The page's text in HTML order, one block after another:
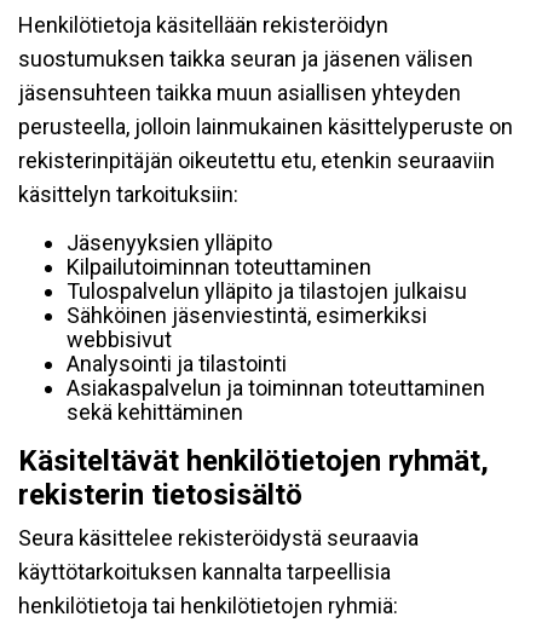
Henkilötietoja käsitellään rekisteröidyn
suostumuksen taikka seuran ja jäsenen välisen
jäsensuhteen taikka muun asiallisen yhteyden
perusteella, jolloin lainmukainen käsittelyperuste on
rekisterinpitäjän oikeutettu etu, etenkin seuraaviin
käsittelyn tarkoituksiin:
Jäsenyyksien ylläpito
Kilpailutoiminnan toteuttaminen
Tulospalvelun ylläpito ja tilastojen julkaisu
Sähköinen jäsenviestintä, esimerkiksi
webbisivut
Analysointi ja tilastointi
Asiakaspalvelun ja toiminnan toteuttaminen
sekä kehittäminen
Käsiteltävät henkilötietojen ryhmät,
rekisterin tietosisältö
Seura käsittelee rekisteröidystä seuraavia
käyttötarkoituksen kannalta tarpeellisia
henkilötietoja tai henkilötietojen ryhmiä: